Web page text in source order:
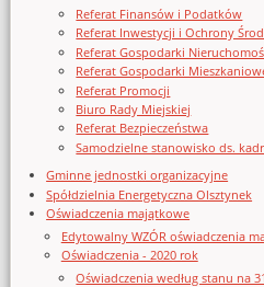
Referat Finansów i Podatków
Referat Inwestycji i Ochrony
Referat Gospodarki
Referat Gospodarki
Referat Promocji
Biuro Rady Miejskiej
Referat Bezpieczeństwa
Samodzielne stanowisko ds.
Gminne jednostki organizacyjne
Spółdzielnia Energetyczna Olsztynek
Oświadczenia majątkowe
Edytowalny WZÓR oświadczenia
Oświadczenia - 2020 rok
Oświadczenia według stanu na